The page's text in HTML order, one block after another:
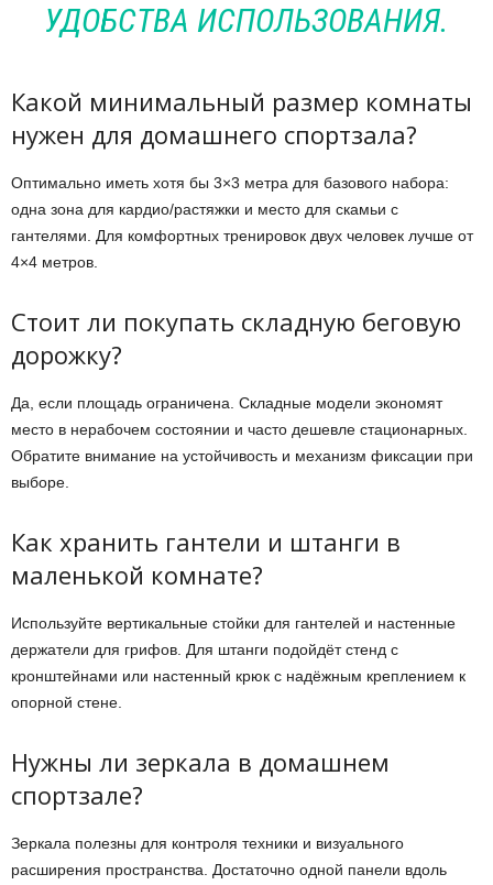
УДОБСТВА ИСПОЛЬЗОВАНИЯ.
Какой минимальный размер комнаты
нужен для домашнего спортзала?
Оптимально иметь хотя бы 3×3 метра для базового набора:
одна зона для кардио/растяжки и место для скамьи с
гантелями. Для комфортных тренировок двух человек лучше от
4×4 метров.
Стоит ли покупать складную беговую
дорожку?
Да, если площадь ограничена. Складные модели экономят
место в нерабочем состоянии и часто дешевле стационарных.
Обратите внимание на устойчивость и механизм фиксации при
выборе.
Как хранить гантели и штанги в
маленькой комнате?
Используйте вертикальные стойки для гантелей и настенные
держатели для грифов. Для штанги подойдёт стенд с
кронштейнами или настенный крюк с надёжным креплением к
опорной стене.
Нужны ли зеркала в домашнем
спортзале?
Зеркала полезны для контроля техники и визуального
расширения пространства. Достаточно одной панели вдоль